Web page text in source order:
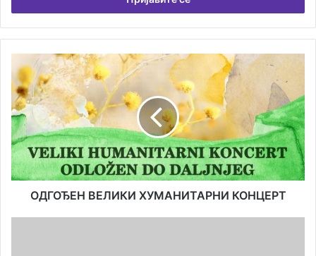
ОДГОЂЕН
ВЕЛИКИ
ХУМАНИТАРНИ
КОНЦЕРТ
ОДГОЂЕН ВЕЛИКИ ХУМАНИТАРНИ КОНЦЕРТ